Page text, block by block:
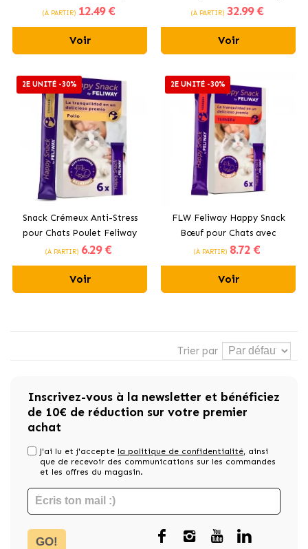
Classic
(À PARTIR) 12.49 €
Voir
Optimum
(À PARTIR) 32.99 €
Voir
2E UNITÉ -30%
Snack Crémeux Anti-Stress
pour Chats Poulet Feliway
Happy Snack
(À PARTIR) 6.29 €
Voir
2E UNITÉ -30%
FLW Feliway Happy Snack
Bœuf pour Chats avec
Alpha-Casozépine
(À PARTIR) 8.72 €
Voir
Trier par
Inscrivez-vous à la newsletter et bénéficiez
de 10€ de réduction sur votre premier
achat
J'ai lu et j'accepte la politique de confidentialité, ainsi
que de recevoir des communications sur les commandes
et les offres du magasin.
GO!